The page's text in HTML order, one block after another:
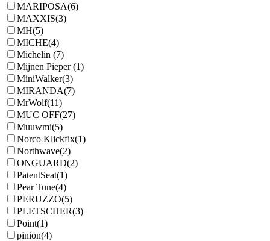
MARIPOSA(6)
MAXXIS(3)
MH(5)
MICHE(4)
Michelin (7)
Mijnen Pieper(1)
MiniWalker(3)
MIRANDA(7)
MrWolf(11)
MUC OFF(27)
Muuwmi(5)
Norco Klickfix(1)
Northwave(2)
ONGUARD(2)
PatentSeat(1)
Pear Tune(4)
PERUZZO(5)
PLETSCHER(3)
Point(1)
pinion(4)